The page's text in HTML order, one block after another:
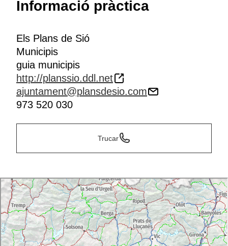
Informació pràctica
Els Plans de Sió
Municipis
guia municipis
http://planssio.ddl.net
ajuntament@plansdesio.com
973 520 030
Trucar